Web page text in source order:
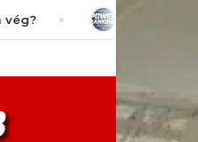
július 29, 2026